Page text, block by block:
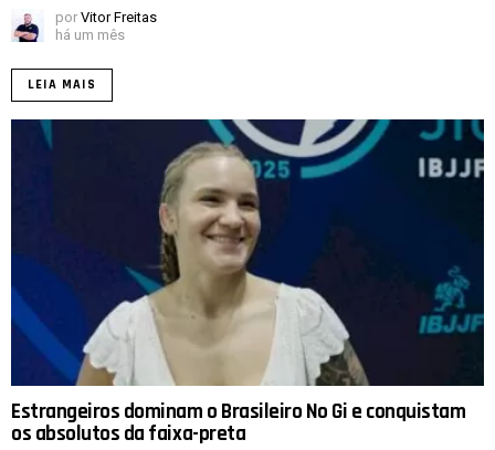
por Vitor Freitas
há um mês
LEIA MAIS
Estrangeiros dominam o Brasileiro No Gi e conquistam
os absolutos da faixa-preta